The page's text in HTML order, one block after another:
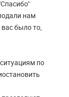
нам
было то,
по